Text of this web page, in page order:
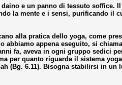
e un panno di tessuto soffice.
la mente e i sensi, purificando il
alla pratica dello yoga, come
abbiamo appena eseguito, si
fa, aveva in ogni gruppo sedici
per quanto riguarda il sistema
(Bg. 6.11). Bisogna stabilirsi in un